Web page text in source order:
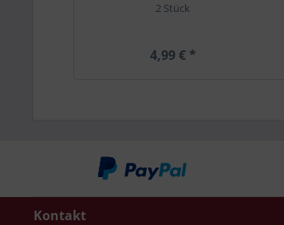
2 Stück
4,99 € *
Kontakt